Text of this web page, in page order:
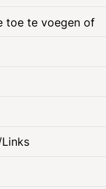
toe te voegen of